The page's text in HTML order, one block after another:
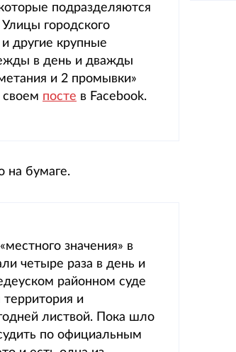
подразделяются
Улицы городского
другие крупные
в день и дважды
и 2 промывки»
посте в Facebook.
на бумаге.
значения» в
четыре раза в день и
районном суде
и
листвой. Пока шло
по официальным